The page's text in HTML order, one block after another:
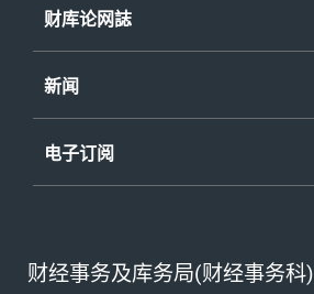
财库论网誌
新闻
电子订阅
财经事务及库务局(财经事务科)